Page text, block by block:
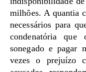
milhões. A quantia
necessários para
condenatória
sonegado e pagar
vezes o prejuízo